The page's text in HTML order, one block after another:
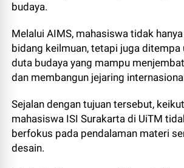
budaya.
Melalui AIMS, mahasiswa tidak
bidang keilmuan, tetapi juga ditempa
duta budaya yang mampu
dan membangun jejaring
Sejalan dengan tujuan tersebut,
mahasiswa ISI Surakarta di UiTM
berfokus pada pendalaman materi
desain.